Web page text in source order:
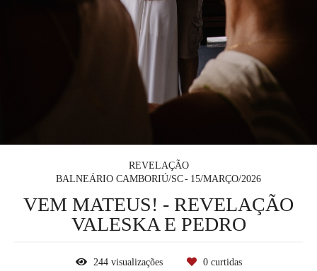
REVELAÇÃO
BALNEÁRIO CAMBORIÚ/SC
15/MARÇO/2026
VEM MATEUS! - REVELAÇÃO
VALESKA E PEDRO
244visualizações 0curtidas